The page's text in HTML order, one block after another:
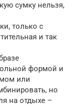
сумку нельзя,
только с
и так
формой и
или
но
на отдыхе –